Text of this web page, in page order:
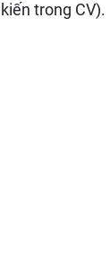
trong CV).